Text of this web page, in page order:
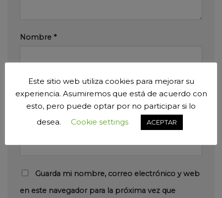
Nombre *
Correo electrónico*
Guarda mi nombre, correo electrónico y web
en este navegador para la próxima vez que
Este sitio web utiliza cookies para mejorar su
experiencia. Asumiremos que está de acuerdo con
esto, pero puede optar por no participar si lo
desea.
Cookie settings ACEPTAR